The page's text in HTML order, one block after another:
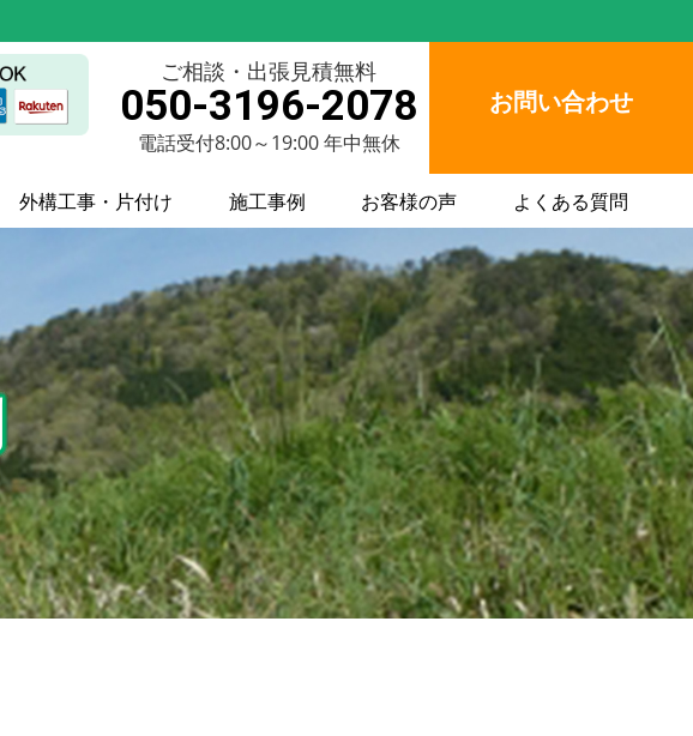
ご相談・出張見積無料
050-3196-2078
電話受付8:00～19:00 年中無休
お問い合わせ
外構工事・片付け 施工事例 お客様の声 よくある質問